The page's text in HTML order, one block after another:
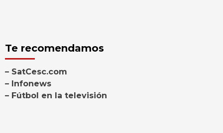
Te recomendamos
– SatCesc.com
– Infonews
– Fútbol en la televisión